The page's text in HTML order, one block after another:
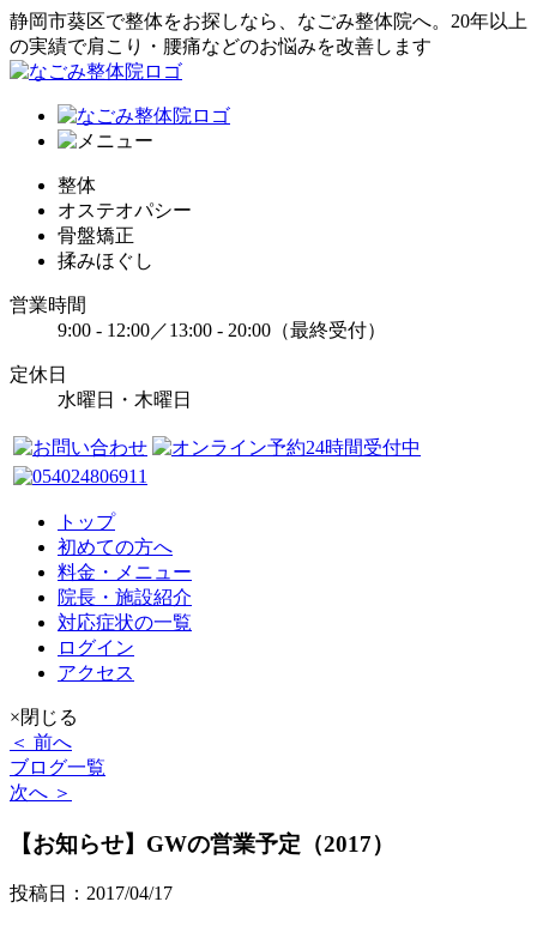
静岡市葵区で整体をお探しなら、なごみ整体院へ。20年以上
の実績で肩こり・腰痛などのお悩みを改善します
整体
オステオパシー
骨盤矯正
揉みほぐし
営業時間
9:00 - 12:00／13:00 - 20:00（最終受付）
定休日
水曜日・木曜日
トップ
初めての方へ
料金・メニュー
院長・施設紹介
対応症状の一覧
ログイン
アクセス
×閉じる
＜ 前へ
ブログ一覧
次へ ＞
【お知らせ】GWの営業予定（2017）
投稿日：2017/04/17